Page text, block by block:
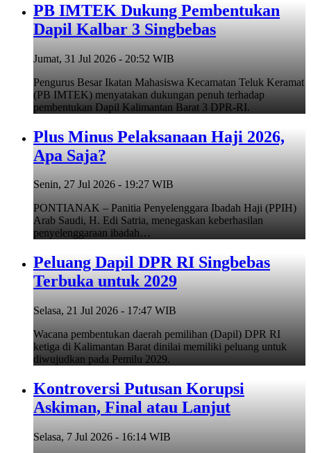
PB IMTEK Dukung Pembentukan
Dapil Kalbar 3 Singbebas
Jumat, 31 Jul 2026 - 20:52 WIB
Pengurus Besar Ikatan Mahasiswa Kecamatan Teluk Keramat
(PB IMTEK) menyatakan dukungan penuh terhadap
pembentukan Dapil Kalimantan Barat 3 DPR-RI.
Plus Minus Pelaksanaan Haji 2026,
Apa Saja?
Senin, 27 Jul 2026 - 19:27 WIB
PONTIANAK – Panitia Penyelenggara Ibadah Haji (PPIH)
Arab Saudi, H. Edi Satria, menegaskan keberhasilan
penyelenggaraan ibadah…
Peluang Dapil DPR RI Singbebas
Terbuka untuk 2029
Selasa, 21 Jul 2026 - 17:47 WIB
Wacana pembentukan daerah pemilihan (Dapil) DPR RI
ketiga di Kalimantan Barat dinilai memiliki peluang untuk
diwujudkan pada Pemilu 2029.
Kontroversi Putusan Korupsi
Askiman, Final atau Lanjut
Selasa, 7 Jul 2026 - 16:14 WIB